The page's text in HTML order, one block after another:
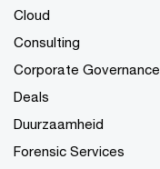
Cloud
Consulting
Corporate Governance
Deals
Duurzaamheid
Forensic Services